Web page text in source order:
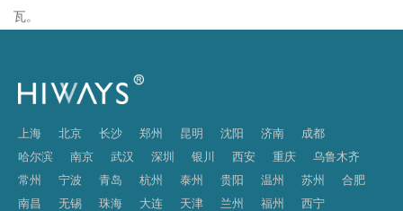
瓦。
上海 北京 长沙 郑州 昆明 沈阳 济南
成都
哈尔滨
南京 武汉 深圳 银川 西安 重庆
乌鲁木齐
常州
宁波 青岛 杭州 泰州 贵阳 温州 苏州
合肥
南昌
无锡 珠海 大连 天津 兰州 福州
西宁